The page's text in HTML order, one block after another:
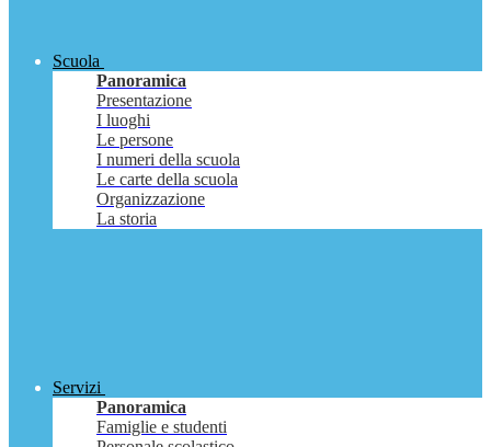
Scuola
Panoramica
Presentazione
I luoghi
Le persone
I numeri della scuola
Le carte della scuola
Organizzazione
La storia
Servizi
Panoramica
Famiglie e studenti